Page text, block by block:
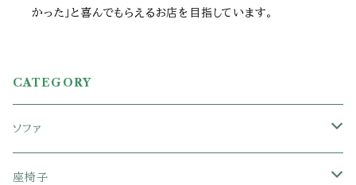
かった」と喜んでもらえるお店を目指しています。
CATEGORY
ソファ
1人掛けソファ
座椅子